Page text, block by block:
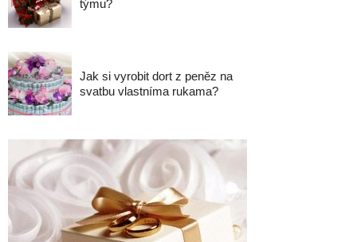
týmu?
Jak si vyrobit dort z peněz na
svatbu vlastníma rukama?